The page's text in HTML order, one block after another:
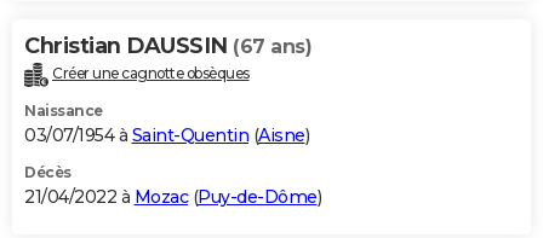
Christian DAUSSIN (67 ans)
Créer une cagnotte obsèques
Naissance
03/07/1954 à Saint-Quentin (Aisne)
Décès
21/04/2022 à Mozac(Puy-de-Dôme)